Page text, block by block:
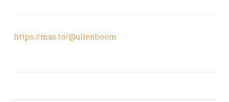
https://mas.to/@ullenboom